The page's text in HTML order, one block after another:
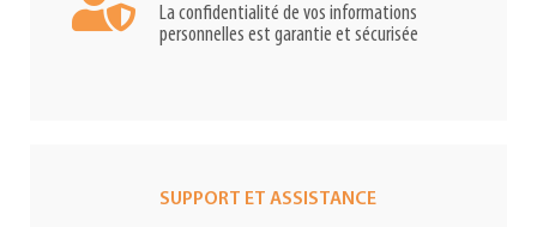
La confidentialité de vos informations
personnelles est garantie et sécurisée
SUPPORT ET ASSISTANCE